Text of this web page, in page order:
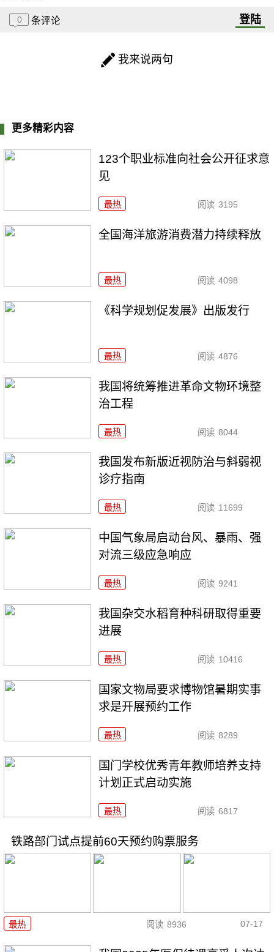
0 条评论 登陆
我来说两句
更多精彩内容
123个职业标准向社会公开征求意
见
最热 阅读 3195
全国海洋旅游消费潜力持续释放
最热 阅读 4098
《科学规划促发展》出版发行
最热 阅读 4876
我国将统筹推进革命文物环境整
治工程
最热 阅读 8044
我国发布新版近视防治与斜弱视
诊疗指南
最热 阅读 11699
中国气象局启动台风、暴雨、强
对流三级应急响应
最热 阅读 9241
我国杂交水稻育种科研取得重要
进展
最热 阅读 10416
国家文物局要求博物馆暑期实事
求是开展预约工作
最热 阅读 8289
国门学校优秀青年教师培养支持
计划正式启动实施
最热 阅读 6817
铁路部门试点提前60天预约购票服务
最热 阅读 8936 07-17